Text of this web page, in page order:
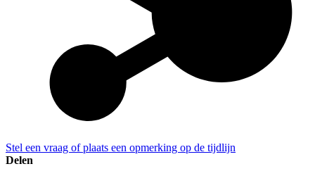
Stel een vraag of plaats een opmerking op de tijdlijn
Delen